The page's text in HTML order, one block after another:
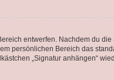
entwerfen. Nachdem du
persönlichen Bereich das
„Signatur anhängen“